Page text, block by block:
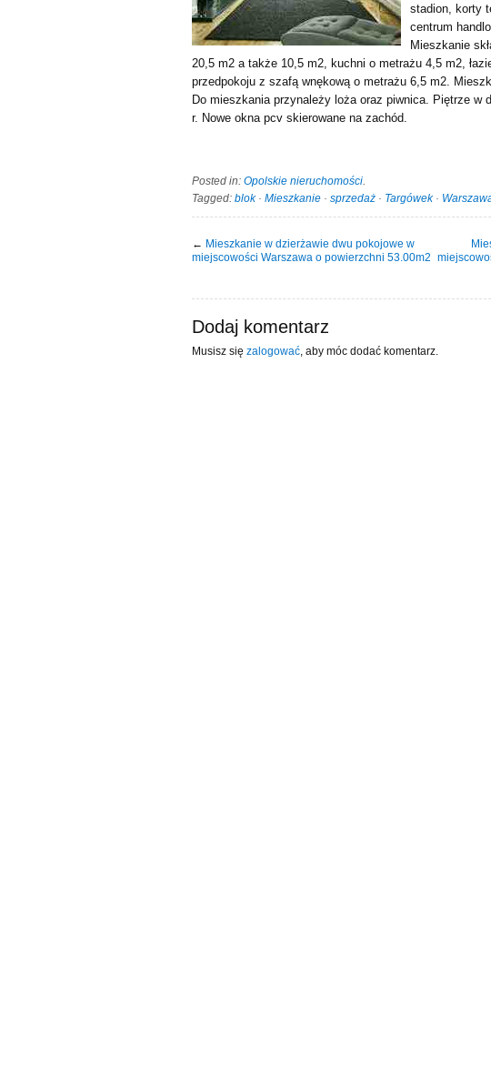
stadion, korty
centrum
Mieszkanie
20,5 m2 a także 10,5 m2, kuchni o metrażu 4,5 m2,
przedpokoju z szafą wnękową o metrażu 6,5 m2.
Do mieszkania przynależy loża oraz piwnica. Piętrze w
r. Nowe okna pcv skierowane na zachód.
Posted in: Opolskie nieruchomości.
Tagged: blok· Mieszkanie · sprzedaż · Targówek·
← Mieszkanie w dzierżawie dwu pokojowe w
miejscowości Warszawa o powierzchni 53.00m2
Dodaj komentarz
Musisz się zalogować , aby móc dodać komentarz.